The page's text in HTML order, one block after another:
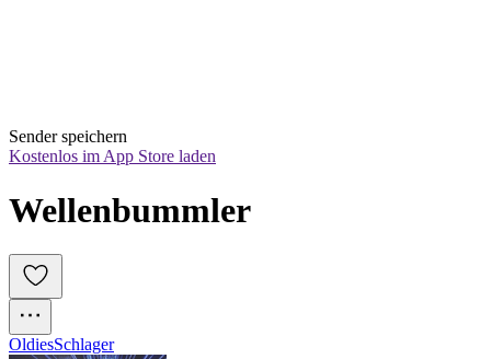
Sender speichern
Kostenlos im App Store laden
Wellenbummler
OldiesSchlager